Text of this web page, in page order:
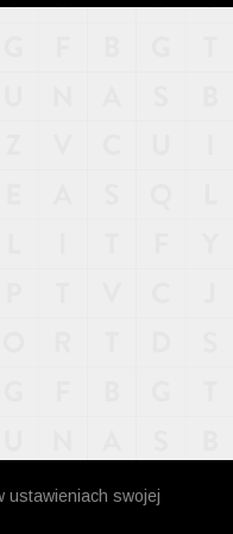
ustawieniach swojej